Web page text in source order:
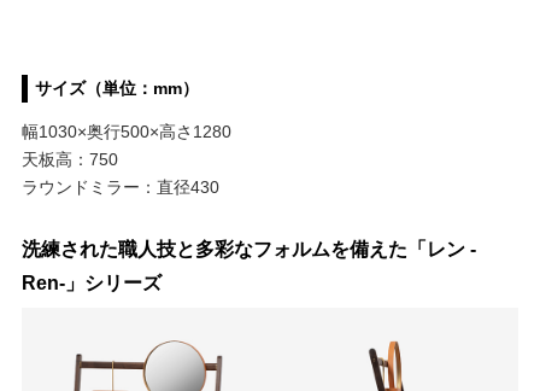
サイズ（単位：mm）
幅1030×奥行500×高さ1280
天板高：750
ラウンドミラー：直径430
洗練された職人技と多彩なフォルムを備えた「レン -
Ren-」シリーズ